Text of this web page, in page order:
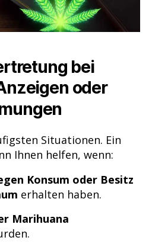
bei
oder
Situationen. Ein
Ihnen helfen, wenn:
Konsum oder Besitz
erhalten haben.
Marihuana